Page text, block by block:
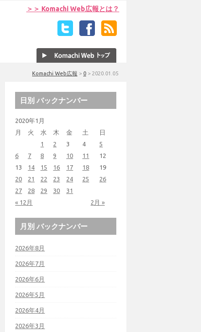
＞＞ Komachi Web広報とは？
Komachi Web広報 > 0 > 2020.01.05
日別 バックナンバー
2020年1月
月
火 水 木 金 土 日
« 12月 2月 »
1 2 3 4
5
6
7 8 9 10 11
12
13
14 15 16 17 18
19
20
21 22 23 24 25
26
27
28 29 30 31
月別 バックナンバー
2026年8月
2026年7月
2026年6月
2026年5月
2026年4月
2026年3月